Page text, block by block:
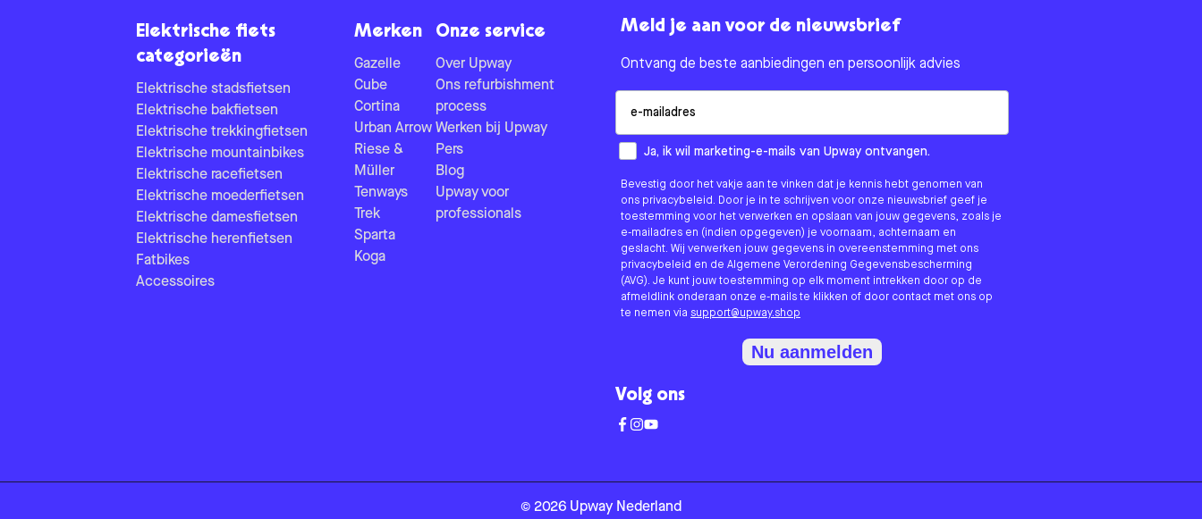
Elektrische fiets
categorieën
Elektrische stadsfietsen
Elektrische bakfietsen
Elektrische trekkingfietsen
Elektrische mountainbikes
Elektrische racefietsen
Elektrische moederfietsen
Elektrische damesfietsen
Elektrische herenfietsen
Fatbikes
Accessoires
Merken
Gazelle
Cube
Cortina
Urban Arrow
Riese &
Müller
Tenways
Trek
Sparta
Koga
Onze service
Over Upway
Ons refurbishment
process
Werken bij Upway
Pers
Blog
Upway voor
professionals
Meld je aan voor de nieuwsbrief
Ontvang de beste aanbiedingen en persoonlijk advies
How would you like to hear from us?
Ja, ik wil marketing-e-mails van Upway ontvangen.
Bevestig door het vakje aan te vinken dat je kennis hebt genomen van
ons privacybeleid. Door je in te schrijven voor onze nieuwsbrief geef je
toestemming voor het verwerken en opslaan van jouw gegevens, zoals je
e-mailadres en (indien opgegeven) je voornaam, achternaam en
geslacht. Wij verwerken jouw gegevens in overeenstemming met ons
privacybeleid en de Algemene Verordening Gegevensbescherming
(AVG). Je kunt jouw toestemming op elk moment intrekken door op de
afmeldlink onderaan onze e-mails te klikken of door contact met ons op
te nemen via support@upway.shop
Nu aanmelden
Volg ons
© 2026 Upway Nederland